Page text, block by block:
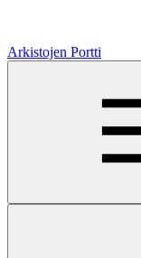
Arkistojen Portti